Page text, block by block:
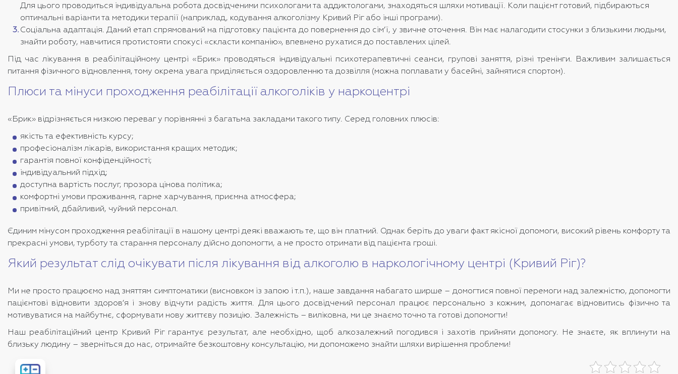
Для цього проводиться індивідуальна робота досвідченими психологами та аддиктологами, знаходяться шляхи мотивації. Коли пацієнт готовий, підбираються
оптимальні варіанти та методики терапії (наприклад, кодування алкоголізму Кривий Ріг або інші програми).
Соціальна адаптація. Даний етап спрямований на підготовку пацієнта до повернення до сім’ї, у звичне оточення. Він має налагодити стосунки з близькими людьми,
знайти роботу, навчитися протистояти спокусі «скласти компанію», впевнено рухатися до поставлених цілей.
Під час лікування в реабілітаційному центрі «Брик» проводяться індивідуальні психотерапевтичні сеанси, групові заняття, різні тренінги. Важливим залишається
питання фізичного відновлення, тому окрема увага приділяється оздоровленню та дозвілля (можна поплавати у басейні, зайнятися спортом).
Плюси та мінуси проходження реабілітації алкоголіків у наркоцентрі
«Брик» відрізняється низкою переваг у порівнянні з багатьма закладами такого типу. Серед головних плюсів:
якість та ефективність курсу;
професіоналізм лікарів, використання кращих методик;
гарантія повної конфіденційності;
індивідуальний підхід;
доступна вартість послуг, прозора цінова політика;
комфортні умови проживання, гарне харчування, приємна атмосфера;
привітний, дбайливий, чуйний персонал.
Єдиним мінусом проходження реабілітації в нашому центрі деякі вважають те, що він платний. Однак беріть до уваги факт якісної допомоги, високий рівень комфорту та
прекрасні умови, турботу та старання персоналу дійсно допомогти, а не просто отримати від пацієнта гроші.
Який результат слід очікувати після лікування від алкоголю в наркологічному центрі (Кривий Ріг)?
Ми не просто працюємо над зняттям симптоматики (висновком із запою і т.п.), наше завдання набагато ширше – домогтися повної перемоги над залежністю, допомогти
пацієнтові відновити здоров’я і знову відчути радість життя. Для цього досвідчений персонал працює персонально з кожним, допомагає відновитись фізично та
мотивуватися на майбутнє, сформувати нову життєву позицію. Залежність – виліковна, ми це знаємо точно та готові допомогти!
Наш реабілітаційний центр Кривий Ріггарантує результат, але необхідно, щоб алкозалежний погодився і захотів прийняти допомогу. Не знаєте, як вплинути на
близьку людину – зверніться до нас, отримайте безкоштовну консультацію, ми допоможемо знайти шляхи вирішення проблеми!